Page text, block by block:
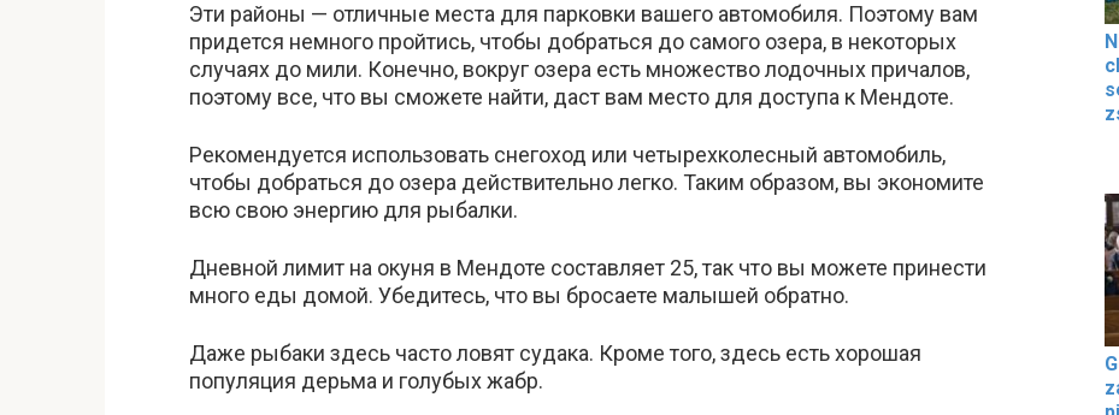
Эти районы — отличные места для парковки вашего автомобиля. Поэтому вам
придется немного пройтись, чтобы добраться до самого озера, в некоторых
случаях до мили. Конечно, вокруг озера есть множество лодочных причалов,
поэтому все, что вы сможете найти, даст вам место для доступа к Мендоте.
Рекомендуется использовать снегоход или четырехколесный автомобиль,
чтобы добраться до озера действительно легко. Таким образом, вы экономите
всю свою энергию для рыбалки.
Дневной лимит на окуня в Мендоте составляет 25, так что вы можете принести
много еды домой. Убедитесь, что вы бросаете малышей обратно.
Даже рыбаки здесь часто ловят судака. Кроме того, здесь есть хорошая
популяция дерьма и голубых жабр.